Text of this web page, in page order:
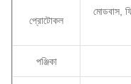
প্রোটোকল
মোডবাস,
পঞ্জিকা